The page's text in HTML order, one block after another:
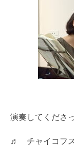
演奏してくださ
♬ チャイコフ